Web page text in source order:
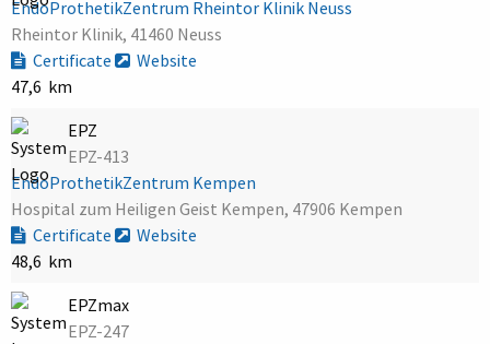
EndoProthetikZentrum Rheintor Klinik Neuss
Rheintor Klinik, 41460 Neuss
Certificate
Website
47,6 km
EPZ
EPZ-413
EndoProthetikZentrum Kempen
Hospital zum Heiligen Geist Kempen, 47906 Kempen
Certificate
Website
48,6 km
EPZmax
EPZ-247